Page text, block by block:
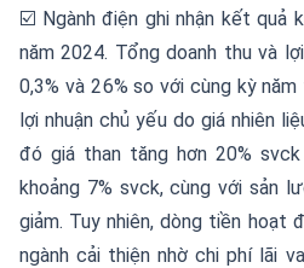
☑️ Ngành điện ghi nhận kết quả
năm 2024. Tổng doanh thu và
0,3% và 26% so với cùng kỳ
lợi nhuận chủ yếu do giá nhiên
đó giá than tăng hơn 20%
khoảng 7% svck, cùng với sản
giảm. Tuy nhiên, dòng tiền hoạt
ngành cải thiện nhờ chi phí lãi